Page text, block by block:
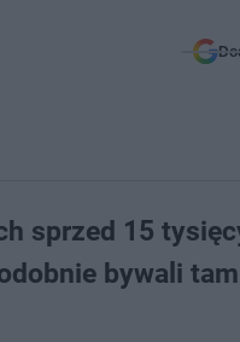
sprzed 15
bywali tam